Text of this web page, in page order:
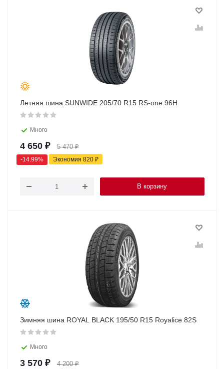
Летняя шина SUNWIDE 205/70 R15 RS-one 96H
Много
4 650 ₽ 5 470₽
-14.99% Экономия 820 ₽
В корзину
Зимняя шина ROYAL BLACK 195/50 R15 Royalice 82S
Много
3 570 ₽ 4 200₽